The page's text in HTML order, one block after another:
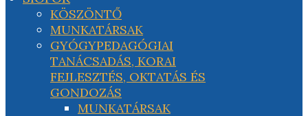
KÖSZÖNTŐ
MUNKATÁRSAK
GYÓGYPEDAGÓGIAI
TANÁCSADÁS, KORAI
FEJLESZTÉS, OKTATÁS ÉS
GONDOZÁS
MUNKATÁRSAK